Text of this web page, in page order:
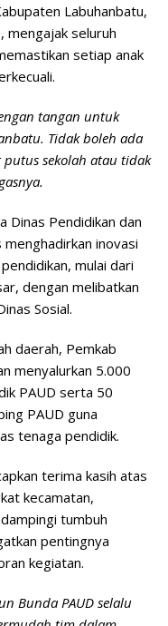
Labuhanbatu,
mengajak seluruh
setiap anak
tangan untuk
Tidak boleh ada
sekolah atau tidak
Dinas Pendidikan dan
inovasi
mulai dari
dengan melibatkan
Sosial.
daerah, Pemkab
menyalurkan 5.000
PAUD serta 50
PAUD guna
tenaga pendidik.
terima kasih atas
kecamatan,
tumbuh
pentingnya
kegiatan.
Bunda PAUD selalu